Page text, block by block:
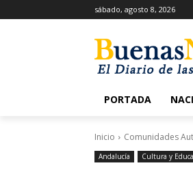
sábado, agosto 8, 2026
PORTADA
Inicio Comunidades
Andalucía Cultura y